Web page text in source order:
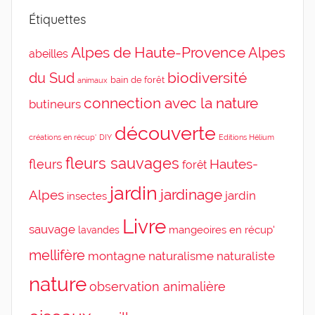
Étiquettes
abeilles Alpes de Haute-ProvenceAlpes
du Sud animaux bain de forêt biodiversité
butineurs connection avec la nature
créations en récup' DIY découverte Editions Hélium
fleurs fleurs sauvages forêt Hautes-
Alpes insectes jardin jardinage jardin
sauvage lavandes Livre mangeoires en récup'
mellifère montagne naturalisme naturaliste
natureobservation animalière